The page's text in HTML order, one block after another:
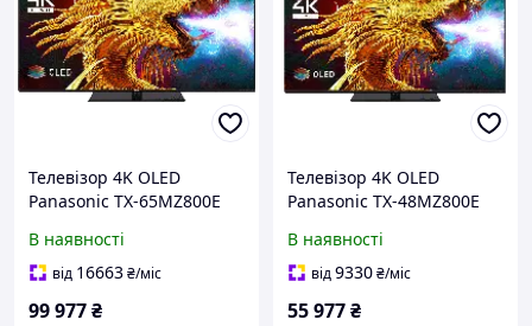
Телевізор 4K OLED
Panasonic TX-65MZ800E
В наявності
від 16663₴/міс
99 977₴
Телевізор 4K OLED
Panasonic TX-48MZ800E
В наявності
від9330₴/міс
55 977₴